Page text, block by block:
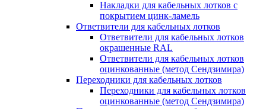
Накладки для кабельных лотков с
покрытием цинк-ламель
Ответвители для кабельных лотков
Ответвители для кабельных лотков
окрашенные RAL
Ответвители для кабельных лотков
оцинкованные (метод Сендзимира)
Переходники для кабельных лотков
Переходники для кабельных лотков
оцинкованные (метод Сендзимира)